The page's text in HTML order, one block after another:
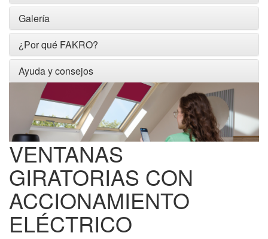
Galería
¿Por qué FAKRO?
Ayuda y consejos
VENTANAS
GIRATORIAS CON
ACCIONAMIENTO
ELÉCTRICO